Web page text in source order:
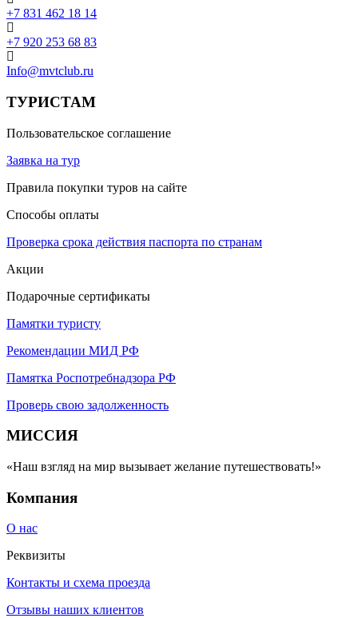
+7 831 462 18 14
+7 920 253 68 83
Info@mvtclub.ru
ТУРИСТАМ
Пользовательское соглашение
Заявка на тур
Правила покупки туров на сайте
Способы оплаты
Проверка срока действия паспорта по странам
Акции
Подарочные сертификаты
Памятки туристу
Рекомендации МИД РФ
Памятка Роспотребнадзора РФ
Проверь свою задолженность
МИССИЯ
«Наш взгляд на мир вызывает желание путешествовать!»
Компания
О нас
Реквизиты
Контакты и схема проезда
Отзывы наших клиентов